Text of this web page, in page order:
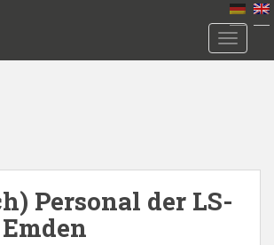
Personal der LS-